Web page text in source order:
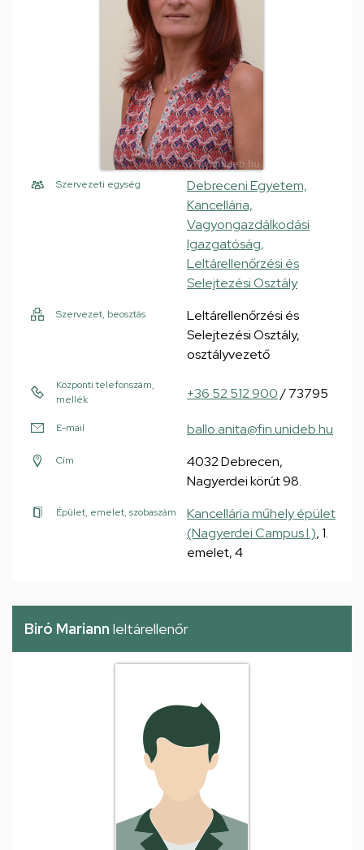
Szervezeti egység
Debreceni Egyetem,
Kancellária,
Vagyongazdálkodási
Igazgatóság,
Leltárellenőrzési és
Selejtezési Osztály
Szervezet, beosztás
Leltárellenőrzési és
Selejtezési Osztály,
osztályvezető
Központi telefonszám,
mellék
+36 52 512 900/ 73795
E-mail ballo.anita@fin.unideb.hu
Cím
4032 Debrecen,
Nagyerdei körút 98.
Épület, emelet, szobaszám
Kancellária műhely épület
(Nagyerdei Campus I.), 1.
emelet, 4
Biró Mariann leltárellenőr